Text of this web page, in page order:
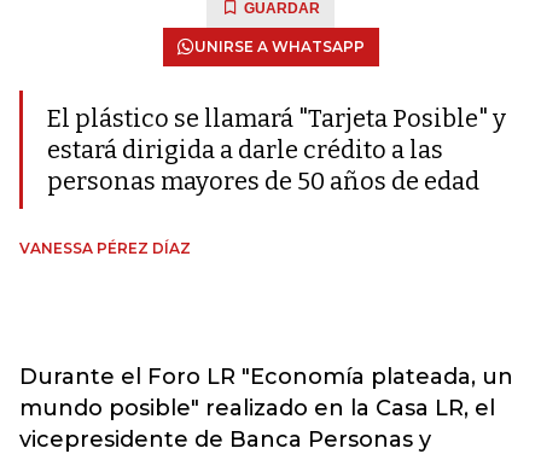
GUARDAR
UNIRSE A WHATSAPP
El plástico se llamará "Tarjeta Posible" y
estará dirigida a darle crédito a las
personas mayores de 50 años de edad
VANESSA PÉREZ DÍAZ
Durante el Foro LR "Economía plateada, un
mundo posible" realizado en la Casa LR, el
vicepresidente de Banca Personas y